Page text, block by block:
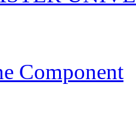
Component